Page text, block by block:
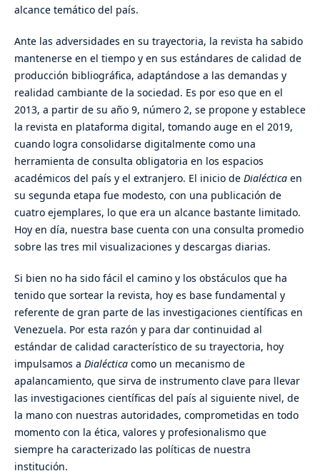
alcance temático del país.
Ante las adversidades en su trayectoria, la revista ha sabido
mantenerse en el tiempo y en sus estándares de calidad de
producción bibliográfica, adaptándose a las demandas y
realidad cambiante de la sociedad. Es por eso que en el
2013, a partir de su año 9, número 2, se propone y establece
la revista en plataforma digital, tomando auge en el 2019,
cuando logra consolidarse digitalmente como una
herramienta de consulta obligatoria en los espacios
académicos del país y el extranjero. El inicio de Dialécticaen
su segunda etapa fue modesto, con una publicación de
cuatro ejemplares, lo que era un alcance bastante limitado.
Hoy en día, nuestra base cuenta con una consulta promedio
sobre las tres mil visualizaciones y descargas diarias.
Si bien no ha sido fácil el camino y los obstáculos que ha
tenido que sortear la revista, hoy es base fundamental y
referente de gran parte de las investigaciones científicas en
Venezuela. Por esta razón y para dar continuidad al
estándar de calidad característico de su trayectoria, hoy
impulsamos a Dialécticacomo un mecanismo de
apalancamiento, que sirva de instrumento clave para llevar
las investigaciones científicas del país al siguiente nivel, de
la mano con nuestras autoridades, comprometidas en todo
momento con la ética, valores y profesionalismo que
siempre ha caracterizado las políticas de nuestra
institución.